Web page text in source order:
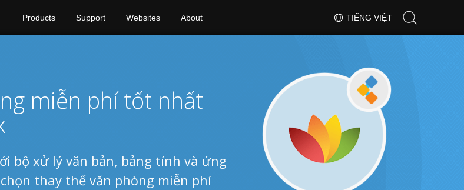
TIẾNG VIỆT
Products Support Websites About
miễn phí tốt nhất
bộ xử lý văn bản, bảng tính và ứng
thay thế văn phòng miễn phí